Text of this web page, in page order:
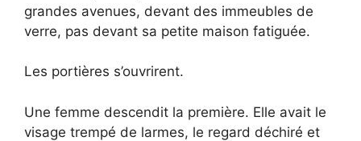
grandes avenues, devant des immeubles de
verre, pas devant sa petite maison fatiguée.
Les portières s’ouvrirent.
Une femme descendit la première. Elle avait le
visage trempé de larmes, le regard déchiré et